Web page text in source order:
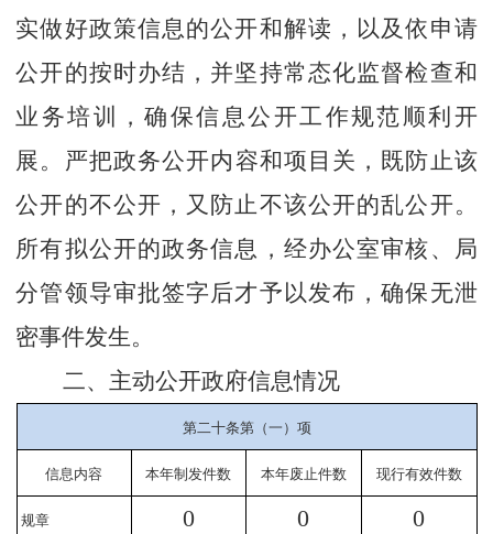
实做好政策信息的公开和解读，以及依申请
公开的按时办结，并坚持常态化监督检查和
业务培训，确保信息公开工作规范顺利开
展。
严把政务公开内容和项目关，既防止该
公开的不公开，又防止不该公开的乱公开。
所有拟公开的政务信息，经办公室审核、局
分管领导审批签字后才予以发布，确保无泄
密事件发生。
二、主动公开政府信息情况
第二十条第（一）项
信息内容 本年制 发件数 本年废止件数 现行有效件数
规章 0 0 0